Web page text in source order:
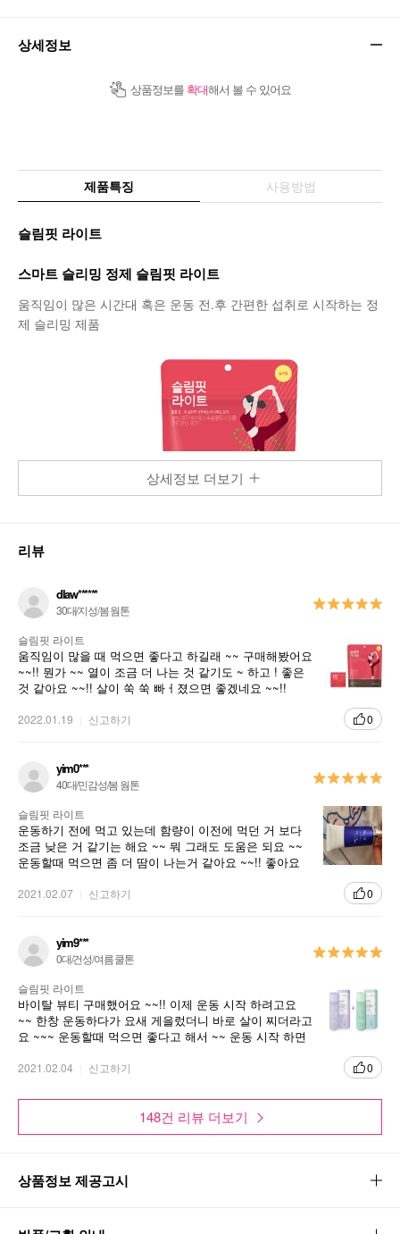
상세정보
상품정보를 확대해서 볼 수 있어요
제품특징 사용방법
슬림핏 라이트
스마트 슬리밍 정제 슬림핏 라이트
움직임이 많은 시간대 혹은 운동 전.후 간편한 섭취로 시작하는 정
제 슬리밍 제품
이너 뷰티 솔루션 바이탈뷰티 VITALBEAUTIE
아모레퍼시픽은 지난 70여년간 진정한 아름다움에 대한 답을 찾아
왔습니다. 아름답고 건강하게 살고 싶은 사람들의 꿈을 실현하기
위해 바이탈뷰티 (VITALBEAUTIE)브랜드가 탄생하였습니다.
1970년대 부터 연구된 인삼, 녹차, 콩 등 자연의 순수한 성분을 아
름다움으로 발현시키기 위해 끊임 없는 연구를 통해 개발된 혁신
맞는 라이프 스타일 솔루션을 제공하여 건강한 삶을 영위할 수 있
도록 노력하는 브랜드가 되겠습니다.
슬림핏라이트 SLIMFIT LIGHT
스마트 슬리밍 정제, 슬림핏라이트는 아모레퍼시픽만의 개별인정
다. 지방, 단백질, 탄수화물 대사에 필요한 판토텐산과 유해산소로
부터 세포를 보호하는데 필요한 망간도 함께 섭취할 수 있습니다.
상세정보 더보기
리뷰
dlaw******
30대/지성/봄 웜톤
슬림핏 라이트
움직임이 많을 때 먹으면 좋다고 하길래 ~~ 구매해봤어요
~~!! 뭔가 ~~ 열이 조금 더 나는 것 같기도 ~ 하고 ! 좋은
것 같아요 ~~!! 살이 쑥 쑥 빠ㅓ졌으면 좋겠네요 ~~!!
2022.01.19 신고하기 0
yim0***
40대/민감성/봄 웜톤
슬림핏 라이트
운동하기 전에 먹고 있는데 함량이 이전에 먹던 거 보다
조금 낮은 거 같기는 해요 ~~ 뭐 그래도 도움은 되요 ~~
운동할때 먹으면 좀 더 땀이 나는거 같아요 ~~!! 좋아요
2021.02.07 신고하기 0
yim9***
0대/건성/여름 쿨톤
슬림핏 라이트
바이탈 뷰티 구매했어요 ~~!! 이제 운동 시작 하려고요
~~ 한창 운동하다가 요새 게을렀더니 바로 살이 찌더라고
요 ~~~ 운동할때 먹으면 좋다고 해서 ~~ 운동 시작 하면
2021.02.04 신고하기 0
148건 리뷰 더보기
상품정보 제공고시